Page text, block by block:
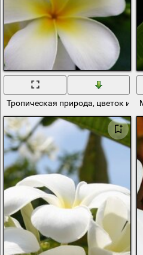
Тропическая природа, цветок из